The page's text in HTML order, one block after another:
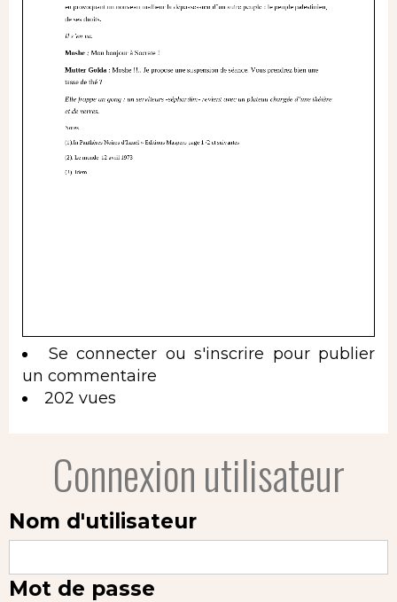
Se connecter ou s'inscrire pour publier
un commentaire
202 vues
Connexion utilisateur
Nom d'utilisateur
Mot de passe